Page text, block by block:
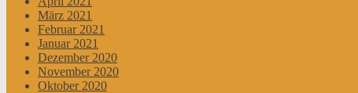
März 2021
Februar 2021
Januar 2021
Dezember 2020
November 2020
Oktober 2020